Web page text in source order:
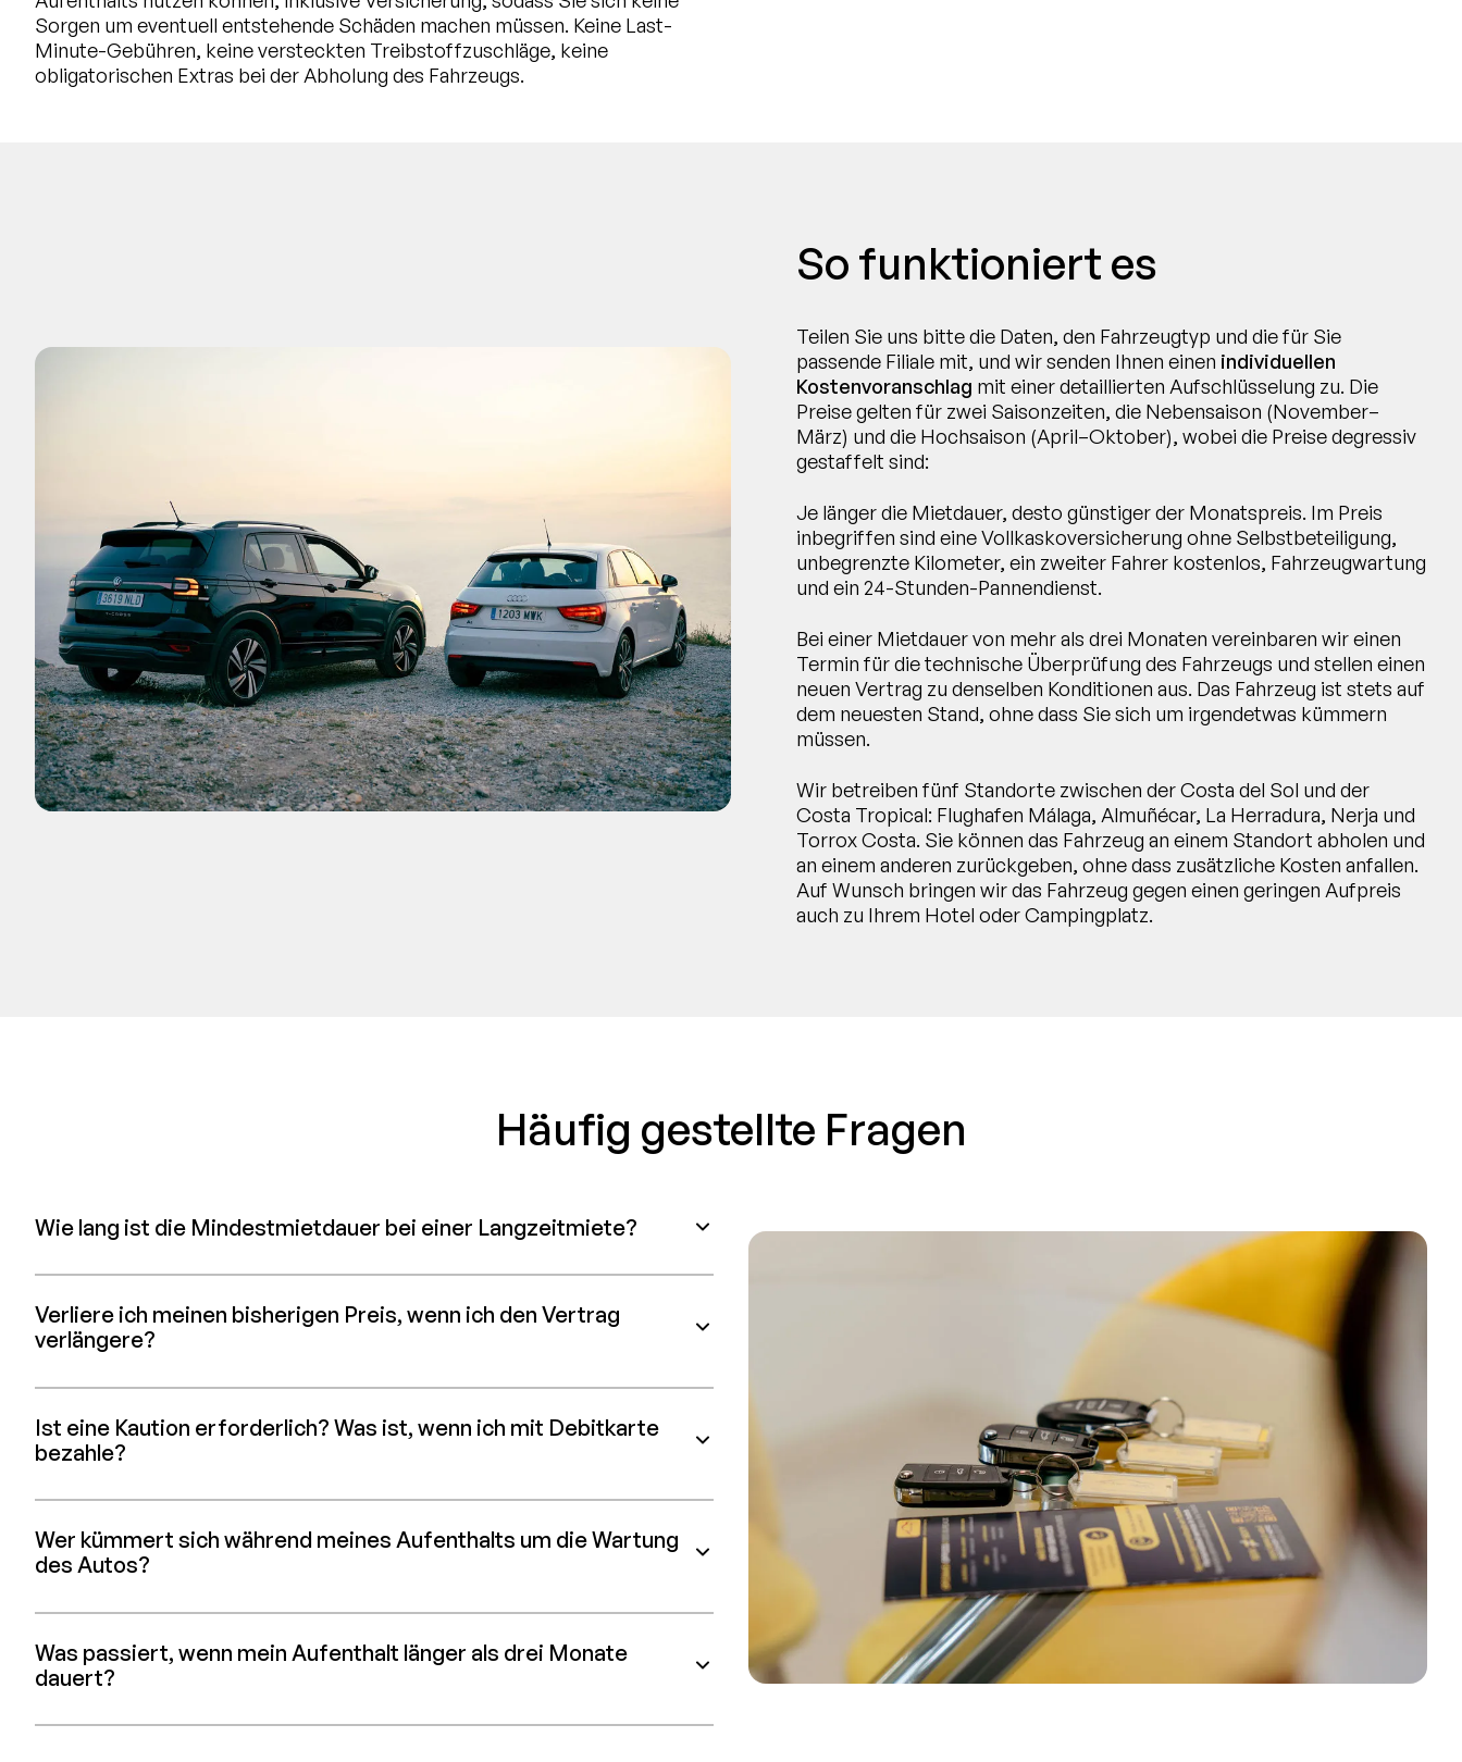
Sorgen um eventuell entstehende Schäden machen müssen. Keine Last-
Minute-Gebühren, keine versteckten Treibstoffzuschläge, keine
obligatorischen Extras bei der Abholung des Fahrzeugs.
So funktioniert es
Teilen Sie uns bitte die Daten, den Fahrzeugtyp und die für Sie
passende Filiale mit, und wir senden Ihnen einen individuellen
Kostenvoranschlag mit einer detaillierten Aufschlüsselung zu. Die
Preise gelten für zwei Saisonzeiten, die Nebensaison (November–
März) und die Hochsaison (April–Oktober), wobei die Preise degressiv
gestaffelt sind:
Je länger die Mietdauer, desto günstiger der Monatspreis. Im Preis
inbegriffen sind eine Vollkaskoversicherung ohne Selbstbeteiligung,
unbegrenzte Kilometer, ein zweiter Fahrer kostenlos, Fahrzeugwartung
und ein 24-Stunden-Pannendienst.
Bei einer Mietdauer von mehr als drei Monaten vereinbaren wir einen
Termin für die technische Überprüfung des Fahrzeugs und stellen einen
neuen Vertrag zu denselben Konditionen aus. Das Fahrzeug ist stets auf
dem neuesten Stand, ohne dass Sie sich um irgendetwas kümmern
müssen.
Wir betreiben fünf Standorte zwischen der Costa del Sol und der
Costa Tropical: Flughafen Málaga, Almuñécar, La Herradura, Nerja und
Torrox Costa. Sie können das Fahrzeug an einem Standort abholen und
an einem anderen zurückgeben, ohne dass zusätzliche Kosten anfallen.
Auf Wunsch bringen wir das Fahrzeug gegen einen geringen Aufpreis
auch zu Ihrem Hotel oder Campingplatz.
Häufig gestellte Fragen
Wie lang ist die Mindestmietdauer bei einer Langzeitmiete?
Verliere ich meinen bisherigen Preis, wenn ich den Vertrag
verlängere?
Ist eine Kaution erforderlich? Was ist, wenn ich mit Debitkarte
bezahle?
Wer kümmert sich während meines Aufenthalts um die Wartung
des Autos?
Was passiert, wenn mein Aufenthalt länger als drei Monate
dauert?